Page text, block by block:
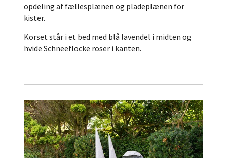
opdeling af fællesplænen og pladeplænen for
kister.
Korset står i et bed med blå lavendel i midten og
hvide Schneeflocke roser i kanten.